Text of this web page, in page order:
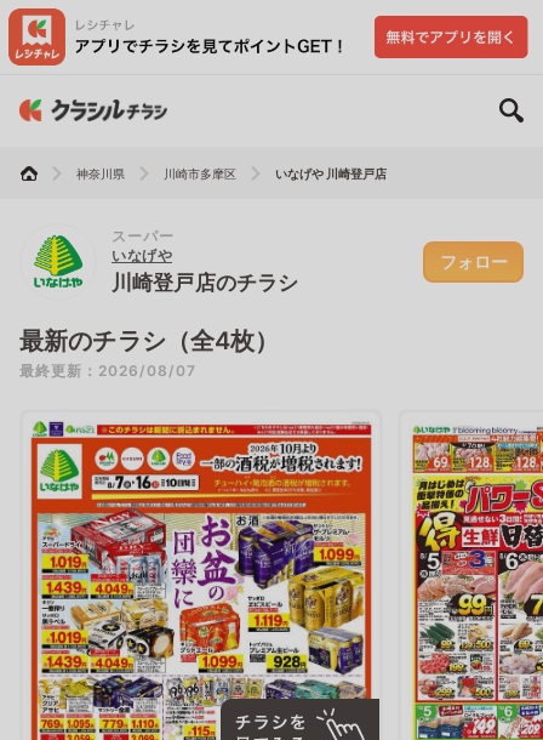
神奈川県 川崎市多摩区 いなげや 川崎登戸店
スーパー
いなげや
川崎登戸店のチラシ
フォロー
最新のチラシ（全4枚）
最終更新：2026/08/07